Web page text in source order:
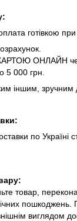
готівкою
ОНЛАЙН
5 000 грн.
іншим, зручним
по Україні
товар,
виглядом